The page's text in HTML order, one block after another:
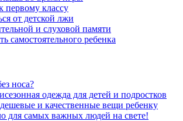
первому классу
от детской лжи
и слуховой памяти
самостоятельного ребенка
носа?
одежда для детей и подростков
и качественные вещи ребенку
для самых важных людей на свете!